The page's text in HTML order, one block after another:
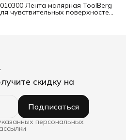
Лента малярная ToolBerg
чувствительных поверхностей
скидку на
Подписаться
персональных